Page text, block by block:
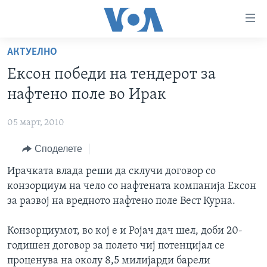
пристапност
Премини
на
главната
Премини
за
навигација
Пребарувај
РУБРИКИ
МАКЕДОНИЈА
СВЕТ
ЕКОНОМИЈА
ПОЛИТИКА
НАУКА
УМЕТНОСТ И ЗАБАВА
ФОТОГАЛЕРИИ
ДОКУМЕНТАРЦИ
АРХИВИРАНА ПРОГРАМА
NEWSFLASH - АРХИВА
ВЕСТИ ОД САД ВО МИНУТА - АРХИВА
ЗА НАС
Learning English
НАКУСО...
АКТУЕЛНО
Ексон победи на тендерот за
нафтено поле во Ирак
05 март, 2010
Споделете
Ирачката влада реши да склучи договор со
конзорциум на чело со нафтената компанија Ексон
за развој на вредното нафтено поле Вест Курна.
Конзорциумот, во кој е и Ројач дач шел, доби 20-
годишен договор за полето чиј потенцијал се
проценува на околу 8,5 милијарди барели